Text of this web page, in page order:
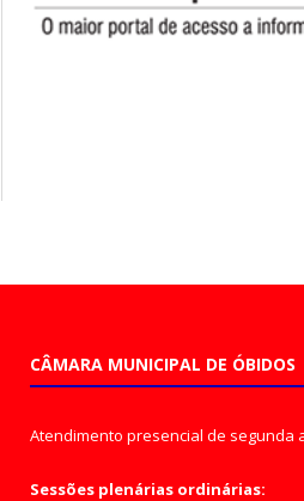
CÂMARA MUNICIPAL DE ÓBIDOS
Atendimento presencial de segunda
Sessões plenárias ordinárias: